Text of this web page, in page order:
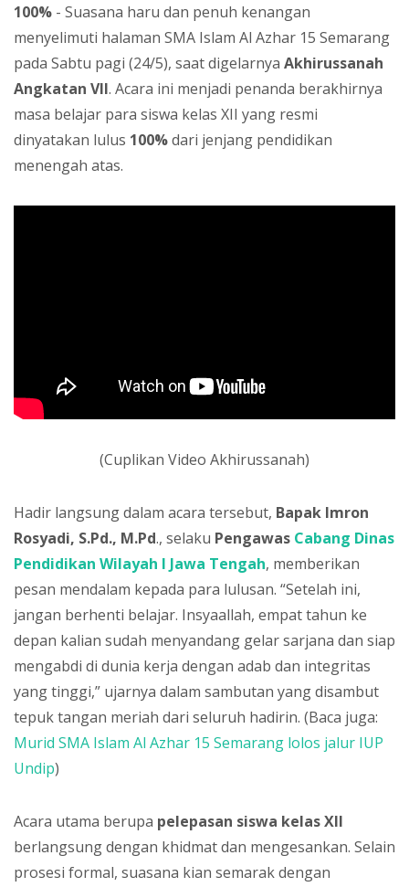
100% - Suasana haru dan penuh kenangan
menyelimuti halaman SMA Islam Al Azhar 15 Semarang
pada Sabtu pagi (24/5), saat digelarnya Akhirussanah
Angkatan VII. Acara ini menjadi penanda berakhirnya
masa belajar para siswa kelas XII yang resmi
dinyatakan lulus 100%dari jenjang pendidikan
menengah atas.
(Cuplikan Video Akhirussanah)
Hadir langsung dalam acara tersebut, Bapak Imron
Rosyadi, S.Pd., M.Pd., selaku Pengawas Cabang Dinas
Pendidikan Wilayah I Jawa Tengah, memberikan
pesan mendalam kepada para lulusan. “Setelah ini,
jangan berhenti belajar. Insyaallah, empat tahun ke
depan kalian sudah menyandang gelar sarjana dan siap
mengabdi di dunia kerja dengan adab dan integritas
yang tinggi,” ujarnya dalam sambutan yang disambut
tepuk tangan meriah dari seluruh hadirin. (Baca juga:
Murid SMA Islam Al Azhar 15 Semarang lolos jalur IUP
Undip)
Acara utama berupa pelepasan siswa kelas XII
berlangsung dengan khidmat dan mengesankan. Selain
prosesi formal, suasana kian semarak dengan